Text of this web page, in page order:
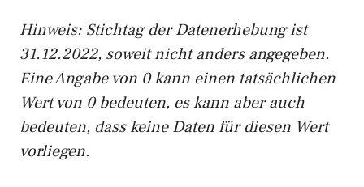
Hinweis: Stichtag der Datenerhebung ist
31.12.2022, soweit nicht anders angegeben.
Eine Angabe von 0 kann einen tatsächlichen
Wert von 0 bedeuten, es kann aber auch
bedeuten, dass keine Daten für diesen Wert
vorliegen.